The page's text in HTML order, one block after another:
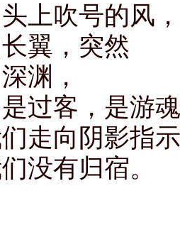
上吹号的风
翼，突然
渊，
过客，是游
走向阴影指
没有归宿。